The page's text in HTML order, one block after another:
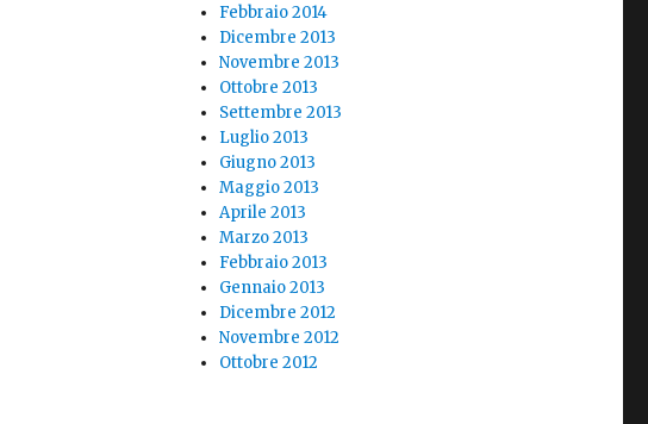
Febbraio 2014
Dicembre 2013
Novembre 2013
Ottobre 2013
Settembre 2013
Luglio 2013
Giugno 2013
Maggio 2013
Aprile 2013
Marzo 2013
Febbraio 2013
Gennaio 2013
Dicembre 2012
Novembre 2012
Ottobre 2012